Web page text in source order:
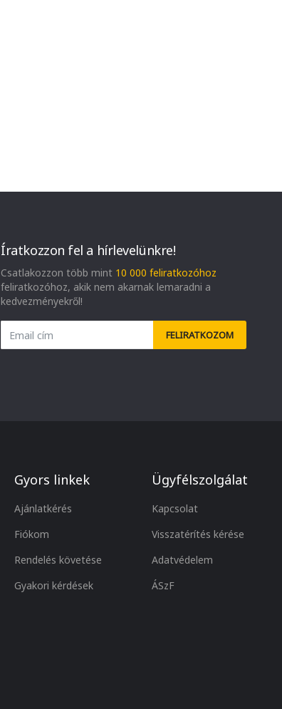
Íratkozzon fel a hírlevelünkre!
Csatlakozzon több mint 10 000 feliratkozóhoz
feliratkozóhoz, akik nem akarnak lemaradni a
kedvezményekről!
FELIRATKOZOM
Gyors linkek
Ajánlatkérés
Fiókom
Rendelés követése
Gyakori kérdések
Ügyfélszolgálat
Kapcsolat
Visszatérítés kérése
Adatvédelem
ÁSzF